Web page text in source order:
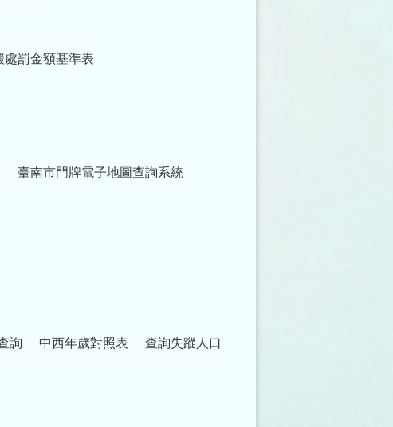
處罰金額基準表
臺南市門牌電子地圖查詢系統
詢 中西年歲對照表 查詢失蹤人口